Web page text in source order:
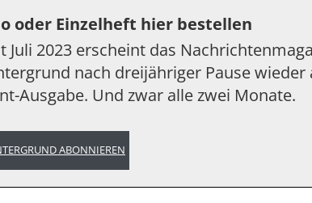
oder Einzelheft hier bestellen
Juli 2023 erscheint das
nach dreijähriger Pause wieder
Ausgabe. Und zwar alle zwei Monate.
ABONNIEREN